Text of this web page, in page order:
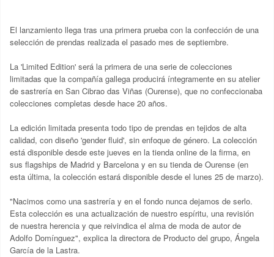
El lanzamiento llega tras una primera prueba con la confección de una
selección de prendas realizada el pasado mes de septiembre.
La 'Limited Edition' será la primera de una serie de colecciones
limitadas que la compañía gallega producirá íntegramente en su atelier
de sastrería en San Cibrao das Viñas (Ourense), que no confeccionaba
colecciones completas desde hace 20 años.
La edición limitada presenta todo tipo de prendas en tejidos de alta
calidad, con diseño 'gender fluid', sin enfoque de género. La colección
está disponible desde este jueves en la tienda online de la firma, en
sus flagships de Madrid y Barcelona y en su tienda de Ourense (en
esta última, la colección estará disponible desde el lunes 25 de marzo).
"Nacimos como una sastrería y en el fondo nunca dejamos de serlo.
Esta colección es una actualización de nuestro espíritu, una revisión
de nuestra herencia y que reivindica el alma de moda de autor de
Adolfo Domínguez", explica la directora de Producto del grupo, Ángela
García de la Lastra.